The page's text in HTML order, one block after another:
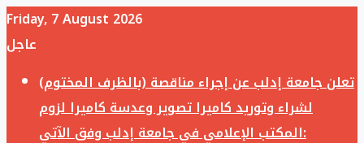
Friday, 7 August 2026
عاجل
تعلن جامعة إدلب عن إجراء مناقصة (بالظرف المختوم)
لشراء وتوريد كاميرا تصوير وعدسة كاميرا لزوم
المكتب الإعلامي في جامعة إدلب وفق الآتي: